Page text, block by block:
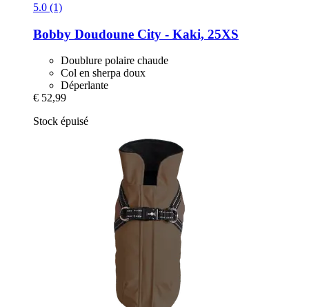
5.0 (1)
Bobby Doudoune City -​ Kaki, 25XS
Doublure polaire chaude
Col en sherpa doux
Déperlante
€ 52,99
Stock épuisé